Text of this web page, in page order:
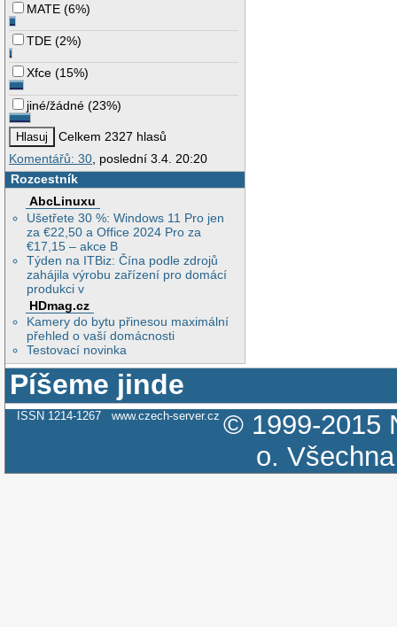
MATE (6%)
TDE (2%)
Xfce (15%)
jiné/žádné (23%)
Celkem 2327 hlasů
Komentářů: 30, poslední 3.4. 20:20
Rozcestník
AbcLinuxu
Ušetřete 30 %: Windows 11 Pro jen
za €22,50 a Office 2024 Pro za
€17,15 – akce B
Týden na ITBiz: Čína podle zdrojů
zahájila výrobu zařízení pro domácí
produkci v
HDmag.cz
Kamery do bytu přinesou maximální
přehled o vaší domácnosti
Testovací novinka
Píšeme jinde
ISSN 1214-1267 www.czech-server.cz © 1999-2015
o.